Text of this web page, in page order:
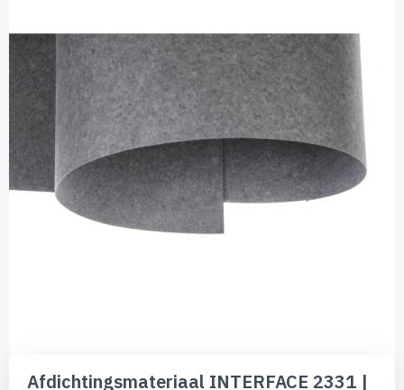
van
afbeeldingen-
gallerij
naarAfdichtingsmateriaal INTERFACE 2331 |